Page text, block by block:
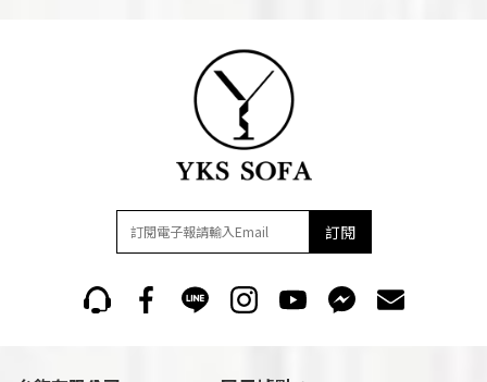
訂閱